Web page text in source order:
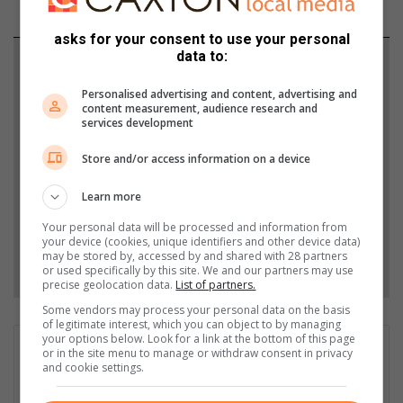
Support local journalism
Add The Citizen as a preferred source to see more
from Middelburg Observer in Google News and
Top Stories.
Add as a preferred source on Google
Follow on Google News
Daleen Naude
Daleen Naudé is the news editor of the Middelburg Observer,
asks for your consent to use your personal
data to:
Personalised advertising and content, advertising and
content measurement, audience research and
services development
Store and/or access information on a device
Learn more
Your personal data will be processed and information from
your device (cookies, unique identifiers and other device data)
may be stored by, accessed by and shared with 28 partners
or used specifically by this site. We and our partners may use
precise geolocation data. List of partners.
Some vendors may process your personal data on the basis
of legitimate interest, which you can object to by managing
your options below. Look for a link at the bottom of this page
or in the site menu to manage or withdraw consent in privacy
and cookie settings.